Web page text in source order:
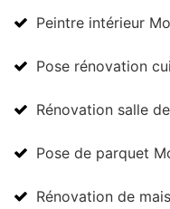
Peintre intérieur
Pose rénovation
Rénovation salle
Pose de parquet
Rénovation de